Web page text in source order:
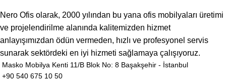
Nero Ofis olarak, 2000 yılından bu yana ofis mobilyaları üretimi
ve projelendirilme alanında kalitemizden hizmet
anlayışımızdan ödün vermeden, hızlı ve profesyonel servis
sunarak sektördeki en iyi hizmeti sağlamaya çalışıyoruz.
Masko Mobilya Kenti 11/B Blok No: 8 Başakşehir - İstanbul
+90 540 675 10 50